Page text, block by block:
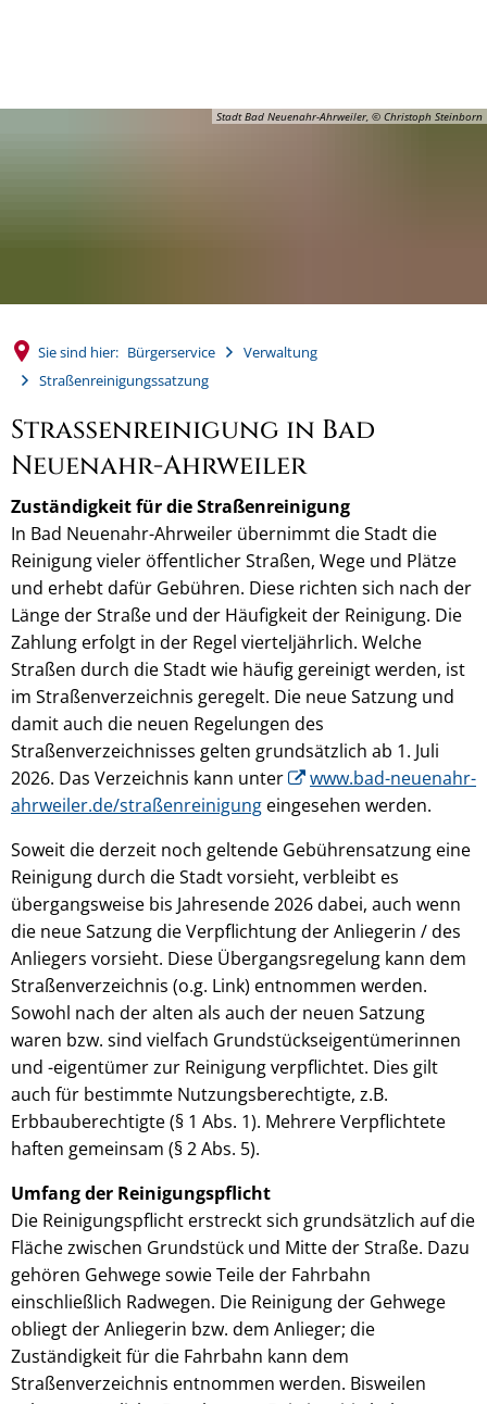
Stadt Bad Neuenahr-Ahrweiler, © Christoph Steinborn
Sie sind hier: Bürgerservice
Verwaltung
Straßenreinigungssatzung
Straßenreinigung in Bad
Neuenahr-Ahrweiler
Zuständigkeit für die Straßenreinigung
In Bad Neuenahr-Ahrweiler übernimmt die Stadt die
Reinigung vieler öffentlicher Straßen, Wege und Plätze
und erhebt dafür Gebühren. Diese richten sich nach der
Länge der Straße und der Häufigkeit der Reinigung. Die
Zahlung erfolgt in der Regel vierteljährlich. Welche
Straßen durch die Stadt wie häufig gereinigt werden, ist
im Straßenverzeichnis geregelt. Die neue Satzung und
damit auch die neuen Regelungen des
Straßenverzeichnisses gelten grundsätzlich ab 1. Juli
2026. Das Verzeichnis kann unter
www.bad-neuenahr-
ahrweiler.de/straßenreinigung eingesehen werden.
Soweit die derzeit noch geltende Gebührensatzung eine
Reinigung durch die Stadt vorsieht, verbleibt es
übergangsweise bis Jahresende 2026 dabei, auch wenn
die neue Satzung die Verpflichtung der Anliegerin / des
Anliegers vorsieht. Diese Übergangsregelung kann dem
Straßenverzeichnis (o.g. Link) entnommen werden.
Sowohl nach der alten als auch der neuen Satzung
waren bzw. sind vielfach Grundstückseigentümerinnen
und -eigentümer zur Reinigung verpflichtet. Dies gilt
auch für bestimmte Nutzungsberechtigte, z.B.
Erbbauberechtigte (§ 1 Abs. 1). Mehrere Verpflichtete
haften gemeinsam (§ 2 Abs. 5).
Umfang der Reinigungspflicht
Die Reinigungspflicht erstreckt sich grundsätzlich auf die
Fläche zwischen Grundstück und Mitte der Straße. Dazu
gehören Gehwege sowie Teile der Fahrbahn
einschließlich Radwegen. Die Reinigung der Gehwege
obliegt der Anliegerin bzw. dem Anlieger; die
Zuständigkeit für die Fahrbahn kann dem
Straßenverzeichnis entnommen werden. Bisweilen